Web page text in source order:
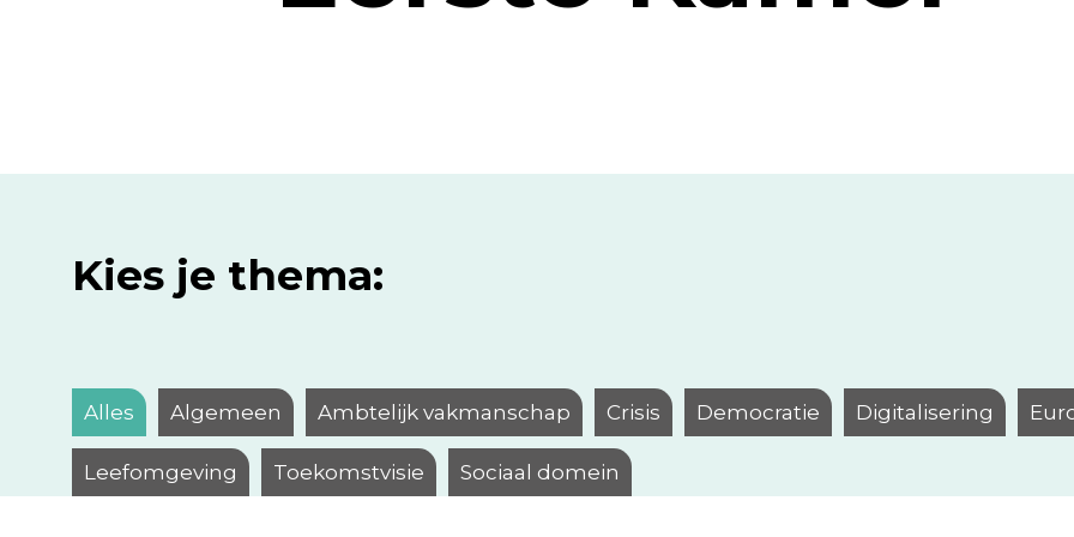
Kies je thema:
Alles Algemeen Ambtelijk vakmanschap Crisis Democratie Digitalisering
Leefomgeving Toekomstvisie Sociaal domein